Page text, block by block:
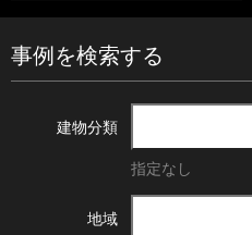
事例を検索する
建物分類
指定なし
地域